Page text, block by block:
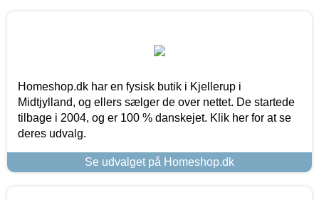
Homeshop.dk har en fysisk butik i Kjellerup i
Midtjylland, og ellers sælger de over nettet. De startede
tilbage i 2004, og er 100 % danskejet. Klik her for at se
deres udvalg.
Se udvalget på Homeshop.dk